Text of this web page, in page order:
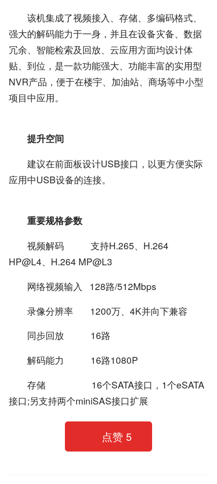
该机集成了视频接入、存储、多编码格式、
强大的解码能力于一身，并且在设备灾备、数据
冗余、智能检索及回放、云应用方面均设计体
贴、到位，是一款功能强大、功能丰富的实用型
NVR产品，便于在楼宇、加油站、商场等中小型
项目中应用。
提升空间
建议在前面板设计USB接口，以更方便实际
应用中USB设备的连接。
重要规格参数
视频解码 支持H.265、H.264
HP@L4、H.264 MP@L3
网络视频输入 128路/512Mbps
录像分辨率 1200万、4K并向下兼容
同步回放 16路
解码能力 16路1080P
存储 16个SATA接口，1个eSATA
接口;另支持两个miniSAS接口扩展
点赞 5